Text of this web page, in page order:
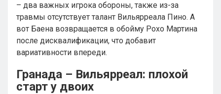
– два важных игрока обороны, также из-за
травмы отсутствует талант Вильярреала Пино. А
вот Баена возвращается в обойму Рохо Мартина
после дисквалификации, что добавит
вариативности впереди.
Гранада – Вильярреал: плохой
старт у двоих